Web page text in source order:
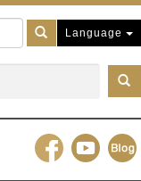
Language